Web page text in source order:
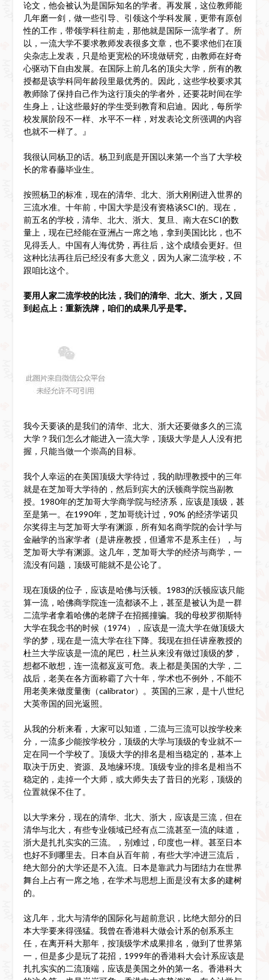
论文，他会被认为是国际知名的学者。再发展，这位教师能
几年磨一剑，做一些引导、引领这个学科发展，更带有原创
性的工作，带领学科往前走，那他就是国际一流学者了。所
以，一流大学不要求教师发表很多文章，也不要求他们在顶
尖杂志上发表，只是给更宽松的环境做研究，由教师在好奇
心驱动下自由发展。在国际上前几名的顶尖大学，所有的教
授都是该学科同年龄段里最优秀的。因此，这些学校要求其
教师除了保持自己作为这行顶尖的学者外，还要花时间在学
生身上，让这些最好的学生受到教育和启迪。因此，每所学
校发展阶段不一样、水平不一样，对发表论文所强调的内容
也就不一样了。』
我很认同杨卫的话。杨卫到底是开国以来第一个当了大学校
长的常春藤毕业生。
按照杨卫的标准，现在的清华、北大、浙大刚刚进入世界的
三流水准。十年前，中国大学是没有资格谈SCI的。现在，
前五名的学校，清华、北大、浙大、复旦、南大在SCI的数
量上，现在已经能在亚洲占一席之地，拿到美国比比，也不
见得丢人。中国有人海优势，再往后，这个成绩会更好。但
这种比法再往后已经没有多大意义，因为人家二流学校，不
跟咱比这个。
要用人家二流学校的比法，我们的清华、北大、浙大，又回
到起点上：重新洗牌，咱们的成果几乎是零。
我今天要谈的是我们的清华、北大、浙大还要做多久的三流
大学？我们怎么才能进入一流大学，顶级大学是人人没有把
握，只能当做一个崇高的目标。
我个人幸运的在美国顶级大学待过，我的助理教授中的三年
就是在芝加哥大学待的，然后到宾大的沃顿商学院当副教
授。1980年的芝加哥大学商学院与经济系，应该是顶级，甚
至是第一。在1990年，芝加哥统计过，90% 的经济学诺贝
尔奖得主与芝加哥大学有渊源，所有知名商学院的会计学与
金融学的当家学者（是讲座教授，但通常不是系主任），与
芝加哥大学有渊源。这几年，芝加哥大学的经济与商学，一
流没有问题，顶级可能就不是公论了。
现在顶级的位子，应该是哈佛与沃顿。1983的沃顿应该只能
算一流，哈佛商学院连一流都谈不上，甚至是被认为是一群
二流学者拿着哈佛的老牌子在招摇撞骗。我的母校罗彻斯特
大学在我念书的时候（1974），应该是一流大学在做顶级大
学的梦，现在是一流大学在往下降。我现在担任讲座教授的
杜兰大学应该是一流的尾巴，杜兰从来没有做过顶级的梦，
想都不敢想，连一流都岌岌可危。表上都是美国的大学，二
战后，老美在各方面称霸了六十年，学术也不例外，不能不
用老美来做度量衡（calibrator）。英国的三家，是十八世纪
大英帝国的回光返照。
从我的分析来看，大家可以知道，二流与三流可以按学校来
分，一流多少能按学校分，顶级的大学与顶级的专业就不一
定在同一个学校了。顶级大学的排名是相当稳定的，基本上
取决于历史、资源、及地缘环境。顶级专业的排名是相当不
稳定的，走掉一个大师，或大师失去了昔日的光彩，顶级的
位置就保不住了。
以大学来分，现在的清华、北大、浙大，应该是三流，但在
清华与北大，有些专业领域已经有点二流甚至一流的味道，
浙大是扎扎实实的三流。，别难过，印度也一样。甚至日本
也好不到哪里去。日本自从百年前，有些大学冲进三流后，
绝大部分的大学还是不入流。日本是靠武力与团结力在世界
舞台上占有一席之地，在学术与思想上面是没有太多的建树
的。
这几年，北大与清华的国际化与超前意识，比绝大部分的日
本大学要来得强猛。我曾在香港科大做会计系的创系系主
任，在离开科大那年，按顶级学术成果排名，做到了世界第
一，但是多少是玩了花招，1999年的香港科大会计系应该是
扎扎实实的二流顶端，应该是美国之外的第一名。香港科大